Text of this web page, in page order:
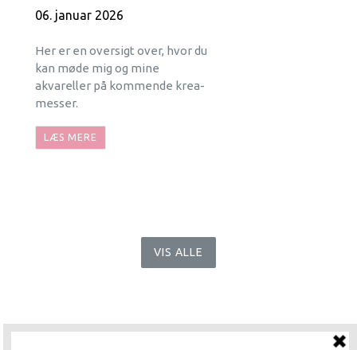
06. januar 2026
Her er en oversigt over, hvor du
kan møde mig og mine
akvareller på kommende krea-
messer.
LÆS MERE
VIS ALLE